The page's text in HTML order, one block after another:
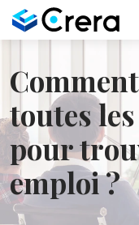
toutes
pour
emploi ?